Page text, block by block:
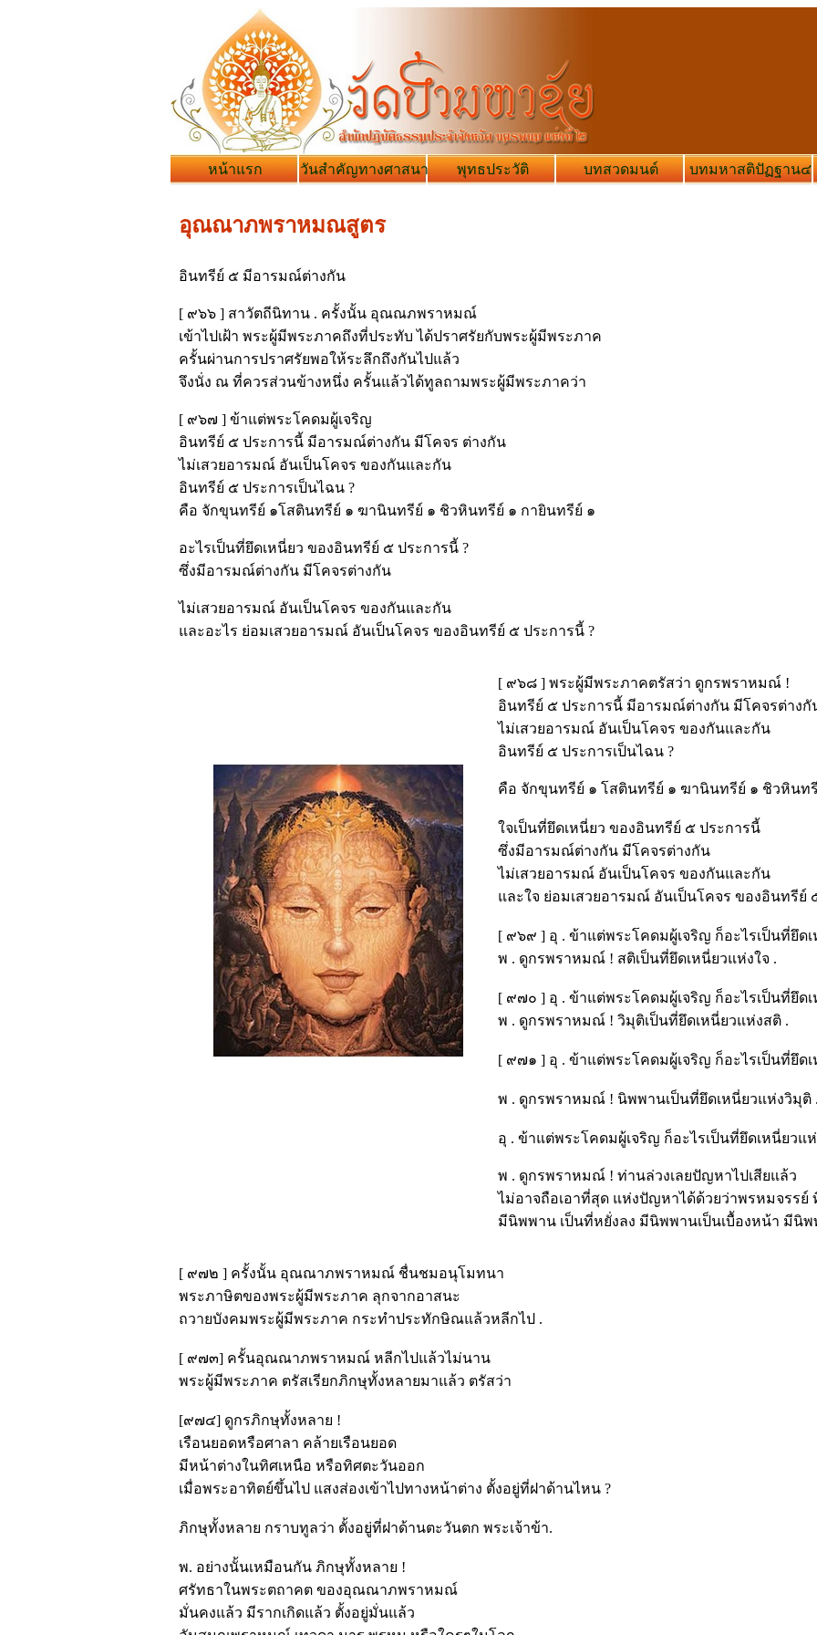
หน้าแรก วันสำคัญทางศาสนา พุทธประวัติ บทสวดมนต์ บทมหาสติปัฏฐาน๔
อุณณาภพราหมณสูตร
อินทรีย์ ๕ มีอารมณ์ต่างกัน
[ ๙๖๖ ] สาวัตถีนิทาน . ครั้งนั้น อุณณภพราหมณ์
เข้าไปเฝ้า พระผู้มีพระภาคถึงที่ประทับ ได้ปราศรัยกับพระผู้มีพระภาค
ครั้นผ่านการปราศรัยพอให้ระลึกถึงกันไปแล้ว
จึงนั่ง ณ ที่ควรส่วนข้างหนึ่ง ครั้นแล้วได้ทูลถามพระผู้มีพระภาคว่า
[ ๙๖๗ ] ข้าแต่พระโคดมผู้เจริญ
อินทรีย์ ๕ ประการนี้ มีอารมณ์ต่างกัน มีโคจร ต่างกัน
ไม่เสวยอารมณ์ อันเป็นโคจร ของกันและกัน
อินทรีย์ ๕ ประการเป็นไฉน ?
คือ จักขุนทรีย์ ๑โสตินทรีย์ ๑ ฆานินทรีย์ ๑ ชิวหินทรีย์ ๑ กายินทรีย์ ๑
อะไรเป็นที่ยึดเหนี่ยว ของอินทรีย์ ๕ ประการนี้ ?
ซึ่งมีอารมณ์ต่างกัน มีโคจรต่างกัน
ไม่เสวยอารมณ์ อันเป็นโคจร ของกันและกัน
และอะไร ย่อมเสวยอารมณ์ อันเป็นโคจร ของอินทรีย์ ๕ ประการนี้ ?
[ ๙๖๘ ] พระผู้มีพระภาคตรัสว่า ดูกรพราหมณ์ !
อินทรีย์ ๕ ประการนี้ มีอารมณ์ต่างกัน มีโคจรต่างกั
ไม่เสวยอารมณ์ อันเป็นโคจร ของกันและกัน
อินทรีย์ ๕ ประการเป็นไฉน ?
คือ จักขุนทรีย์ ๑ โสตินทรีย์ ๑ ฆานินทรีย์ ๑ ชิวหินท
ใจเป็นที่ยึดเหนี่ยว ของอินทรีย์ ๕ ประการนี้
ซึ่งมีอารมณ์ต่างกัน มีโคจรต่างกัน
ไม่เสวยอารมณ์ อันเป็นโคจร ของกันและกัน
และใจ ย่อมเสวยอารมณ์ อันเป็นโคจร ของอินทรีย์
[ ๙๖๙ ] อุ . ข้าแต่พระโคดมผู้เจริญ ก็อะไรเป็นที่ยึดเ
พ . ดูกรพราหมณ์ ! สติเป็นที่ยึดเหนี่ยวแห่งใจ .
[ ๙๗๐ ] อุ . ข้าแต่พระโคดมผู้เจริญ ก็อะไรเป็นที่ยึดเ
พ . ดูกรพราหมณ์ ! วิมุติเป็นที่ยึดเหนี่ยวแห่งสติ .
[ ๙๗๑ ] อุ . ข้าแต่พระโคดมผู้เจริญ ก็อะไรเป็นที่ยึดเ
พ . ดูกรพราหมณ์ ! นิพพานเป็นที่ยึดเหนี่ยวแห่งวิมุติ .
อุ . ข้าแต่พระโคดมผู้เจริญ ก็อะไรเป็นที่ยึดเหนี่ยวแ
พ . ดูกรพราหมณ์ ! ท่านล่วงเลยปัญหาไปเสียแล้ว
ไม่อาจถือเอาที่สุด แห่งปัญหาได้ด้วยว่าพรหมจรรย์
มีนิพพาน เป็นที่หยั่งลง มีนิพพานเป็นเบื้องหน้า มีนิพ
[ ๙๗๒ ] ครั้งนั้น อุณณาภพราหมณ์ ชื่นชมอนุโมทนา
พระภาษิตของพระผู้มีพระภาค ลุกจากอาสนะ
ถวายบังคมพระผู้มีพระภาค กระทำประทักษิณแล้วหลีกไป .
[ ๙๗๓] ครั้นอุณณาภพราหมณ์ หลีกไปแล้วไม่นาน
พระผู้มีพระภาค ตรัสเรียกภิกษุทั้งหลายมาแล้ว ตรัสว่า
[๙๗๔] ดูกรภิกษุทั้งหลาย !
เรือนยอดหรือศาลา คล้ายเรือนยอด
มีหน้าต่างในทิศเหนือ หรือทิศตะวันออก
เมื่อพระอาทิตย์ขึ้นไป แสงส่องเข้าไปทางหน้าต่าง ตั้งอยู่ที่ฝาด้านไหน ?
ภิกษุทั้งหลาย กราบทูลว่า ตั้งอยู่ที่ฝาด้านตะวันตก พระเจ้าข้า.
พ. อย่างนั้นเหมือนกัน ภิกษุทั้งหลาย !
ศรัทธาในพระตถาคต ของอุณณาภพราหมณ์
มั่นคงแล้ว มีรากเกิดแล้ว ตั้งอยู่มั่นแล้ว